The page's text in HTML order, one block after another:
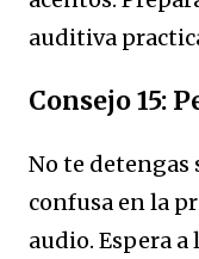
auditiva
Consejo 15:
No te
confusa en la
audio. Espera